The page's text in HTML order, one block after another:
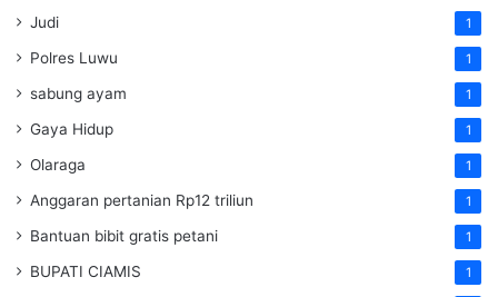
Judi 1
Polres Luwu 1
sabung ayam 1
Gaya Hidup 1
Olaraga 1
Anggaran pertanian Rp12 triliun 1
Bantuan bibit gratis petani 1
BUPATI CIAMIS 1